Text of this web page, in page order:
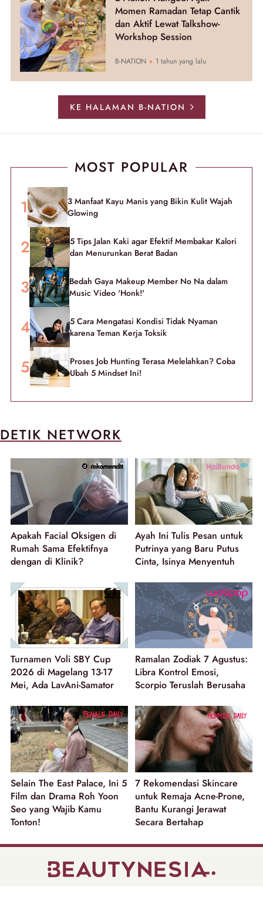
Momen Ramadan Tetap Cantik
dan Aktif Lewat Talkshow-
Workshop Session
B-NATION 1 tahun yang lalu
KE HALAMAN B-NATION
MOST POPULAR
3 Manfaat Kayu Manis yang Bikin Kulit Wajah
Glowing
5 Tips Jalan Kaki agar Efektif Membakar Kalori
dan Menurunkan Berat Badan
Bedah Gaya Makeup Member No Na dalam
Music Video 'Honk!'
5 Cara Mengatasi Kondisi Tidak Nyaman
karena Teman Kerja Toksik
Proses Job Hunting Terasa Melelahkan? Coba
Ubah 5 Mindset Ini!
DETIK NETWORK
Apakah Facial Oksigen di
Rumah Sama Efektifnya
dengan di Klinik?
Ayah Ini Tulis Pesan untuk
Putrinya yang Baru Putus
Cinta, Isinya Menyentuh
Turnamen Voli SBY Cup
2026 di Magelang 13-17
Mei, Ada LavAni-Samator
Ramalan Zodiak 7 Agustus:
Libra Kontrol Emosi,
Scorpio Teruslah Berusaha
Selain The East Palace, Ini 5
Film dan Drama Roh Yoon
Seo yang Wajib Kamu
Tonton!
7 Rekomendasi Skincare
untuk Remaja Acne-Prone,
Bantu Kurangi Jerawat
Secara Bertahap